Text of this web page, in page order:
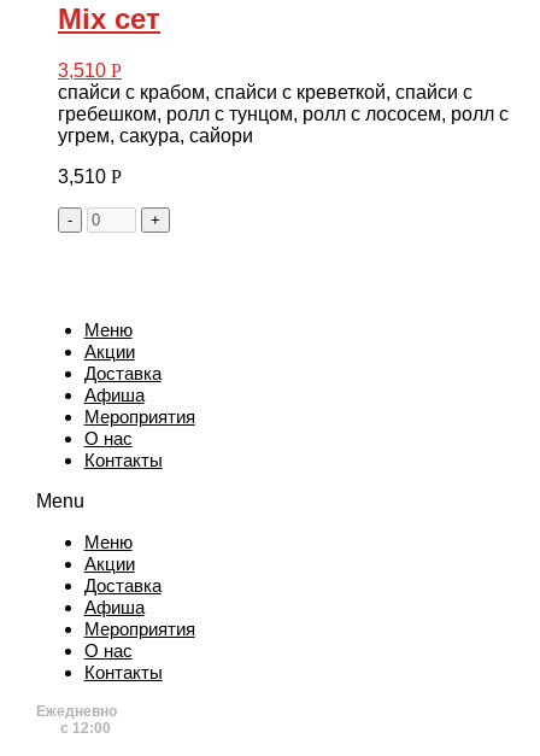
Mix сет
3,510 Р
спайси с крабом, спайси с креветкой, спайси с
гребешком, ролл с тунцом, ролл с лососем, ролл с
угрем, сакура, сайори
3,510 Р
- +
Меню
Акции
Доставка
Афиша
Мероприятия
О нас
Контакты
Menu
Меню
Акции
Доставка
Афиша
Мероприятия
О нас
Контакты
Ежедневно
с 12:00